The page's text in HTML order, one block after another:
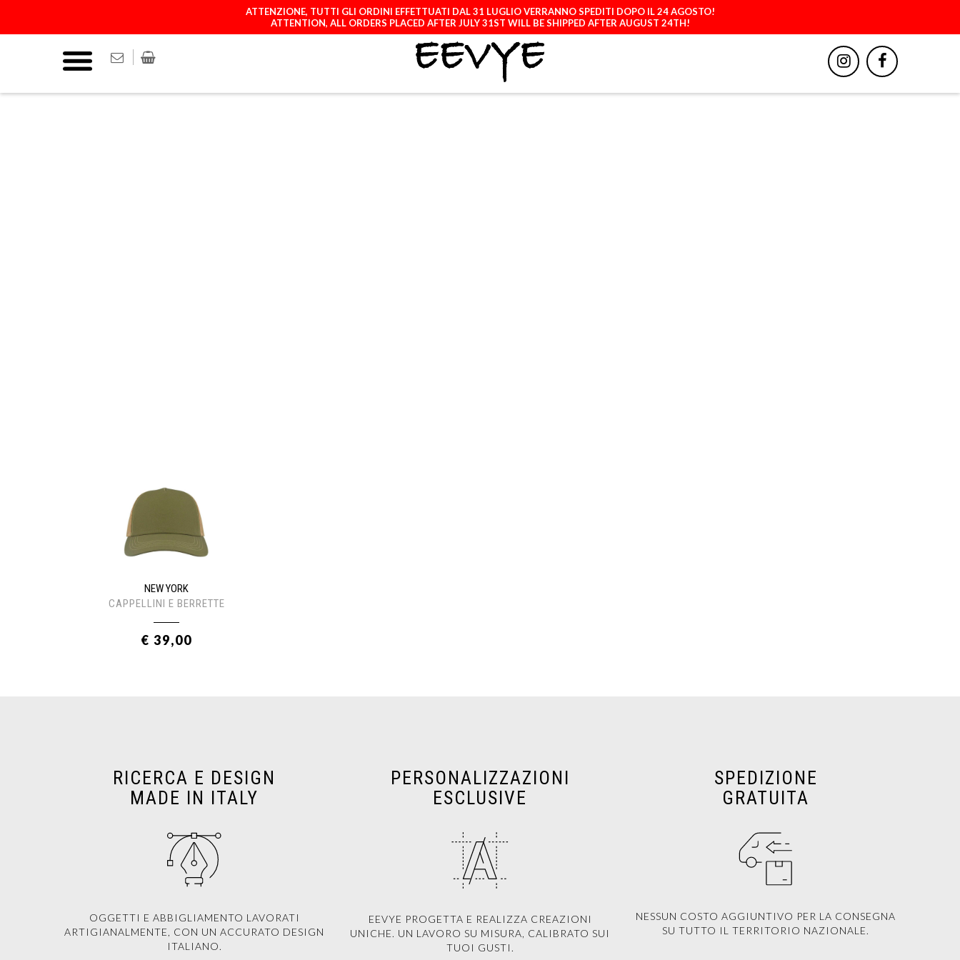
ATTENZIONE, TUTTI GLI ORDINI EFFETTUATI DAL 31 LUGLIO VERRANNO SPEDITI DOPO IL 24 AGOSTO!
ATTENTION, ALL ORDERS PLACED AFTER JULY 31ST WILL BE SHIPPED AFTER AUGUST 24TH!
LICENCES ACCESSORI
NEW YORK
CAPPELLINI E BERRETTE
€ 39,00
RICERCA E DESIGN
MADE IN ITALY
OGGETTI E ABBIGLIAMENTO LAVORATI
ARTIGIANALMENTE, CON UN ACCURATO DESIGN
ITALIANO.
PERSONALIZZAZIONI
ESCLUSIVE
EEVYE PROGETTA E REALIZZA CREAZIONI
UNICHE. UN LAVORO SU MISURA, CALIBRATO SUI
TUOI GUSTI.
SPEDIZIONE
GRATUITA
NESSUN COSTO AGGIUNTIVO PER LA CONSEGNA
SU TUTTO IL TERRITORIO NAZIONALE.